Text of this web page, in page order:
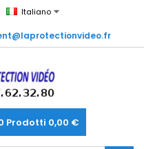
Italiano
Prodotti 0,00 €